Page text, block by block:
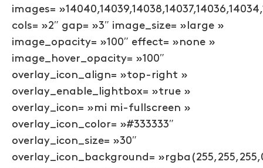
images=
cols= »2″ gap= »3″ image_size= »large »
image_opacity= »100″ effect= »none »
image_hover_opacity= »100″
overlay_icon_align= »top-right »
overlay_enable_lightbox= »true »
overlay_icon= »mi mi-fullscreen »
overlay_icon_color= »#333333″
overlay_icon_size= »30″
overlay_icon_background=